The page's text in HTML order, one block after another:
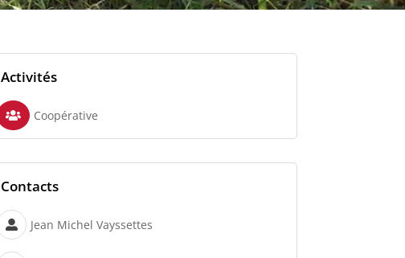
Activités
 Coopérative
Contacts
 Jean Michel Vayssettes